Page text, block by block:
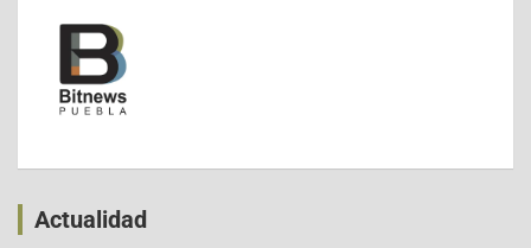
Actualidad